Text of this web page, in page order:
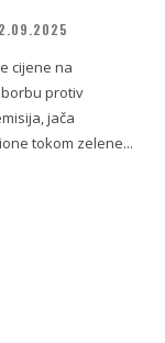
cijene na
protiv
jača
tokom zelene...